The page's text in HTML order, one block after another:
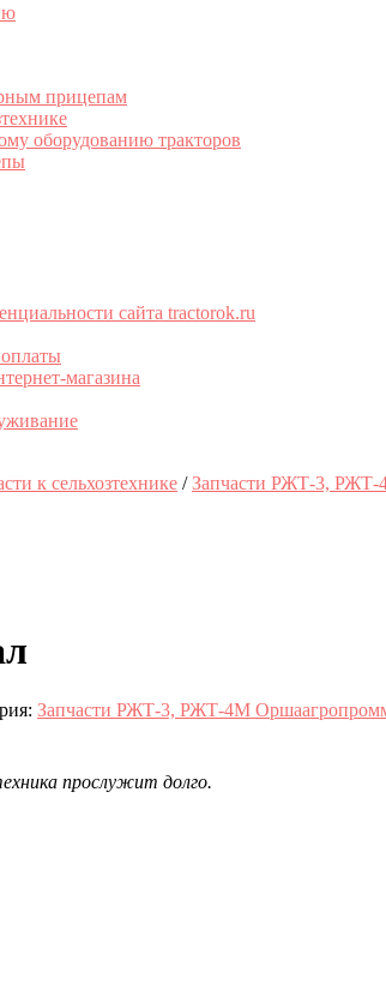
прицепам
оборудованию тракторов
сайта tractorok.ru
магазина
к сельхозтехнике /Запчасти РЖТ-3,
Запчасти РЖТ-3, РЖТ-4М
прослужит долго.